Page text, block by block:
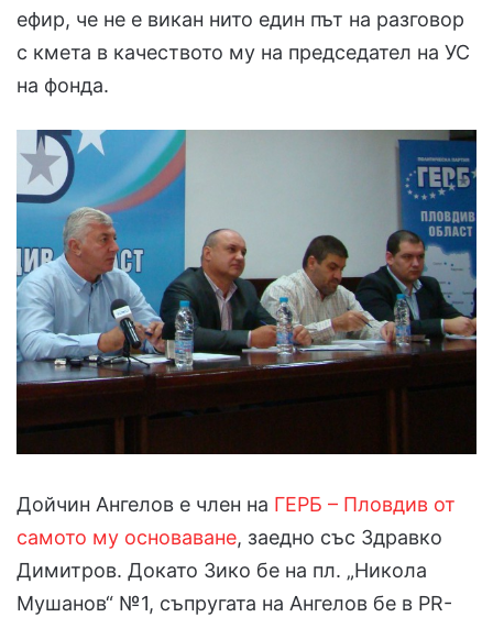
ефир, че не е викан нито един път на разговор
с кмета в качеството му на председател на УС
на фонда.
Дойчин Ангелов е член на ГЕРБ – Пловдив от
самото му основаване, заедно със Здравко
Димитров. Докато Зико бе на пл. „Никола
Мушанов“ №1, съпругата на Ангелов бе в PR-